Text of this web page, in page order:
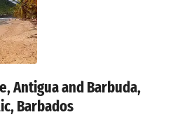
Antigua and Barbuda,
Barbados